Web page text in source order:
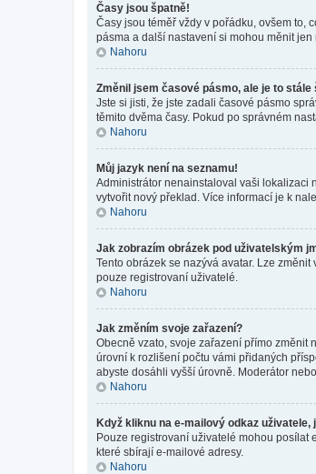
Časy jsou špatně!
Časy jsou téměř vždy v pořádku, ovšem to,
pásma a další nastavení si mohou měnit
Nahoru
Změnil jsem časové pásmo, ale je to stále
Jste si jisti, že jste zadali časové pásmo
těmito dvěma časy. Pokud po správném
Nahoru
Můj jazyk není na seznamu!
Administrátor nenainstaloval vaši lokalizaci
vytvořit nový překlad. Více informací je k
Nahoru
Jak zobrazím obrázek pod uživatelským
Tento obrázek se nazývá avatar. Lze
pouze registrovaní uživatelé.
Nahoru
Jak změním svoje zařazení?
Obecně vzato, svoje zařazení přímo změnit
úrovní k rozlišení počtu vámi přidaných
abyste dosáhli vyšší úrovně. Moderátor
Nahoru
Když kliknu na e-mailový odkaz
Pouze registrovaní uživatelé mohou posílat
které sbírají e-mailové adresy.
Nahoru